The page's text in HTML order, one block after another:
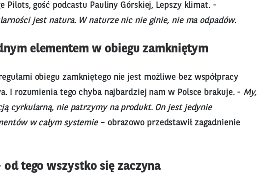
Pilots, gość podcastu Pauliny Górskiej, Lepszy klimat. -
jest natura. W naturze nic nie ginie, nie ma odpadów.
elementem w obiegu zamkniętym
obiegu zamkniętego nie jest możliwe bez współpracy
I rozumienia tego chyba najbardziej nam w Polsce brakuje. - My,
cyrkularną, nie patrzymy na produkt. On jest jedynie
w całym systemie– obrazowo przedstawił zagadnienie
tego wszystko się zaczyna